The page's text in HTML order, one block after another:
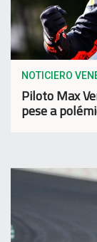
NOTICIERO
Piloto Max
pese a